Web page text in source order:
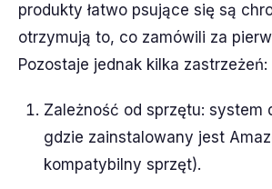
produkty łatwo psujące się są
otrzymują to, co zamówili za
Pozostaje jednak kilka zastrzeżeń:
Zależność od sprzętu: system
gdzie zainstalowany jest
kompatybilny sprzęt).